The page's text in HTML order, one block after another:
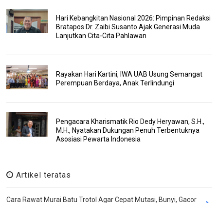
Hari Kebangkitan Nasional 2026: Pimpinan Redaksi
Bratapos Dr. Zaibi Susanto Ajak Generasi Muda
Lanjutkan Cita-Cita Pahlawan
Rayakan Hari Kartini, IWA UAB Usung Semangat
Perempuan Berdaya, Anak Terlindungi
Pengacara Kharismatik Rio Dedy Heryawan, S.H.,
M.H., Nyatakan Dukungan Penuh Terbentuknya
Asosiasi Pewarta Indonesia
Artikel teratas
Cara Rawat Murai Batu Trotol Agar Cepat Mutasi, Bunyi, Gacor